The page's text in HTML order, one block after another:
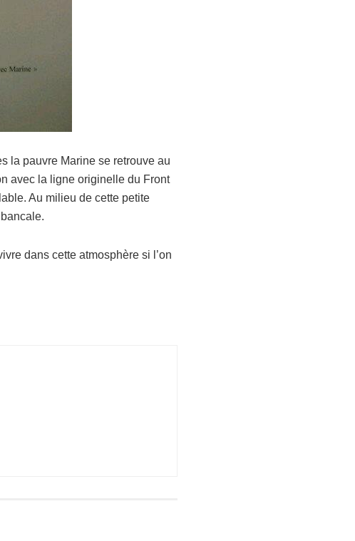
la pauvre Marine se retrouve au
avec la ligne originelle du Front
Au milieu de cette petite
dans cette atmosphère si l’on